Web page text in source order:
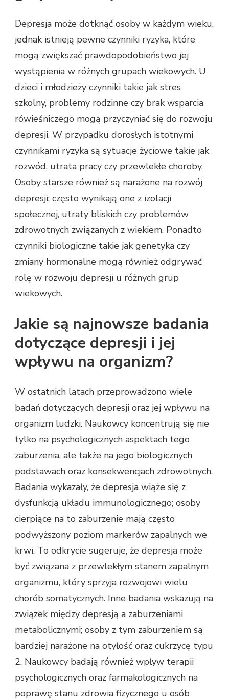
Depresja może dotknąć osoby w każdym wieku,
jednak istnieją pewne czynniki ryzyka, które
mogą zwiększać prawdopodobieństwo jej
wystąpienia w różnych grupach wiekowych. U
dzieci i młodzieży czynniki takie jak stres
szkolny, problemy rodzinne czy brak wsparcia
rówieśniczego mogą przyczyniać się do rozwoju
depresji. W przypadku dorosłych istotnymi
czynnikami ryzyka są sytuacje życiowe takie jak
rozwód, utrata pracy czy przewlekłe choroby.
Osoby starsze również są narażone na rozwój
depresji; często wynikają one z izolacji
społecznej, utraty bliskich czy problemów
zdrowotnych związanych z wiekiem. Ponadto
czynniki biologiczne takie jak genetyka czy
zmiany hormonalne mogą również odgrywać
rolę w rozwoju depresji u różnych grup
wiekowych.
Jakie są najnowsze badania
dotyczące depresji i jej
wpływu na organizm?
W ostatnich latach przeprowadzono wiele
badań dotyczących depresji oraz jej wpływu na
organizm ludzki. Naukowcy koncentrują się nie
tylko na psychologicznych aspektach tego
zaburzenia, ale także na jego biologicznych
podstawach oraz konsekwencjach zdrowotnych.
Badania wykazały, że depresja wiąże się z
dysfunkcją układu immunologicznego; osoby
cierpiące na to zaburzenie mają często
podwyższony poziom markerów zapalnych we
krwi. To odkrycie sugeruje, że depresja może
być związana z przewlekłym stanem zapalnym
organizmu, który sprzyja rozwojowi wielu
chorób somatycznych. Inne badania wskazują na
związek między depresją a zaburzeniami
metabolicznymi; osoby z tym zaburzeniem są
bardziej narażone na otyłość oraz cukrzycę typu
2. Naukowcy badają również wpływ terapii
psychologicznych oraz farmakologicznych na
poprawę stanu zdrowia fizycznego u osób